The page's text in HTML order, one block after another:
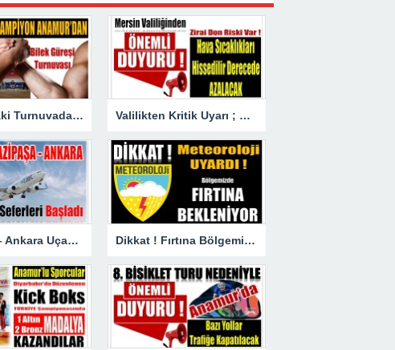
Antalya’daki Turnuvada Şampiyon Anamur’dan Valilikten Kritik Uyarı ; Hava Sıcaklığı Hissedilir Derecede Azalacak!
Gazipaşa – Ankara Uçak Seferleri Başladı Dikkat ! Fırtına Bölgemizde Etkili Olacak